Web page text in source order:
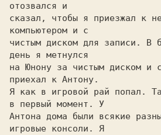
отозвался и
сказал, чтобы я приезжал к
компьютером и с
чистым диском для записи. В
день я метнулся
на Юнону за чистым диском и
приехал к Антону.
Я как в игровой рай попал.
в первый момент. У
Антона дома были всякие
игровые консоли. Я